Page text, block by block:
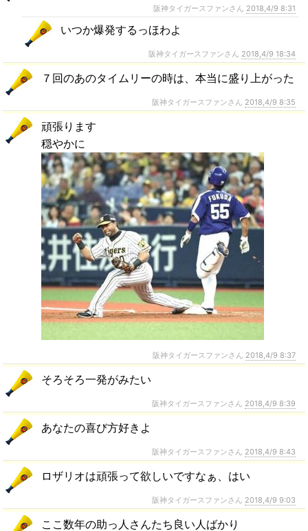
阪神タイガースファンさん 2018,4/9 8:31
いつか爆発するっほわよ
阪神タイガースファンさん 2018,4/9 18:34
７回のあのタイムリーの時は、本当に盛り上がった
阪神タイガースファンさん 2018,4/9 8:35
頑張ります
穏やかに
阪神タイガースファンさん 2018,4/9 8:37
そろそろ一発がみたい
阪神タイガースファンさん 2018,4/9 8:39
あなたの喜び方好きよ
阪神タイガースファンさん 2018,4/9 8:43
ロザリオは頑張って欲しいですなぁ、はい
阪神タイガースファンさん 2018,4/9 9:03
ここ数年の助っ人さんたち良い人ばかり